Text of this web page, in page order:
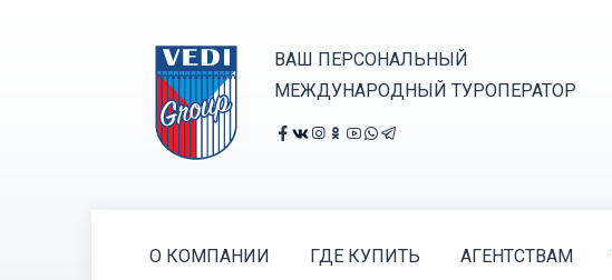
ВАШ ПЕРСОНАЛЬНЫЙ
МЕЖДУНАРОДНЫЙ ТУРОПЕРАТОР
О КОМПАНИИ ГДЕ КУПИТЬ АГЕНТСТВАМ